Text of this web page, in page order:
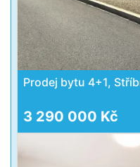
Prodej bytu 4+1,
3 290 000 Kč